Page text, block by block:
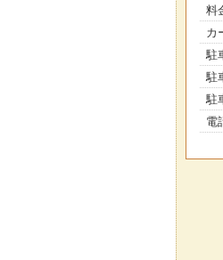
料
カ
駐
駐
駐
電